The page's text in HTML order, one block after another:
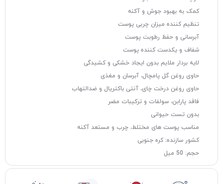
کمک به بهبود جوش و آکنه
تنظیم کننده میزان چربی پوست
آبرسانی و حفظ رطوبت پوست
شفاف و یکدست کننده پوست
لایه بردار ملایم بدون ایجاد خشکی و کشیدگی
حاوی روغن گل پامچال، آبرسان و مغذی
حاوی روغن درخت چای، آنتی باکتریال و ضدالتهاب
فاقد پارابن، سولفات و ترکیبات مضر
بدون تست حیوانی
مناسب پوست های مختلط، چرب و مستعد آکنه
کشور سازنده: کره جنوبی
حجم: 50 میل